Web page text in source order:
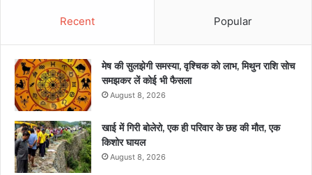
Recent Popular
मेष की सुलझेगी समस्या, वृश्चिक को लाभ, मिथुन राशि सोच
समझकर लें कोई भी फैसला
August 8, 2026
खाई में गिरी बोलेरो, एक ही परिवार के छह की मौत, एक
किशोर घायल
August 8, 2026